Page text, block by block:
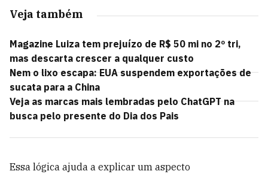
Veja também
Magazine Luiza tem prejuízo de R$ 50 mi no 2º tri,
mas descarta crescer a qualquer custo
Nem o lixo escapa: EUA suspendem exportações de
sucata para a China
Veja as marcas mais lembradas pelo ChatGPT na
busca pelo presente do Dia dos Pais
Essa lógica ajuda a explicar um aspecto